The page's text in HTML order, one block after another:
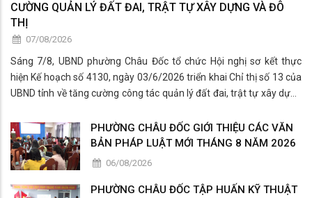
CƯỜNG QUẢN LÝ ĐẤT ĐAI, TRẬT TỰ XÂY DỰNG VÀ ĐÔ
THỊ
07/08/2026
Sáng 7/8, UBND phường Châu Đốc tổ chức Hội nghị sơ kết thực
hiện Kế hoạch số 4130, ngày 03/6/2026 triển khai Chỉ thị số 13 của
UBND tỉnh về tăng cường công tác quản lý đất đai, trật tự xây dựng
PHƯỜNG CHÂU ĐỐC GIỚI THIỆU CÁC VĂN
BẢN PHÁP LUẬT MỚI THÁNG 8 NĂM 2026
06/08/2026
PHƯỜNG CHÂU ĐỐC TẬP HUẤN KỸ THUẬT